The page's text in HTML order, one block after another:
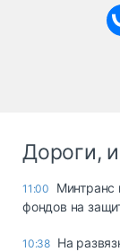
Дороги,
11:00
Минтранс
фондов на
10:38 На